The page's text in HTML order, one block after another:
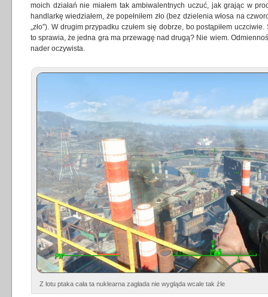
moich działań nie miałem tak ambiwalentnych uczuć, jak grając w
handlarkę wiedziałem, że popełniłem zło (bez dzielenia włosa na
„zło”). W drugim przypadku czułem się dobrze, bo postąpiłem
to sprawia, że jedna gra ma przewagę nad drugą? Nie wiem.
nader oczywista.
Z lotu ptaka cała ta nuklearna zagłada nie wygląda wcale tak źle